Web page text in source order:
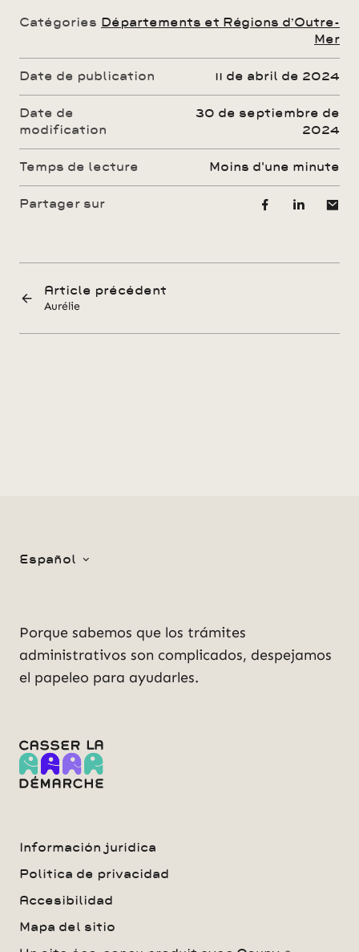
Catégories Départements et Régions d’Outre-
Mer
Date de publication 11 de abril de 2024
Date de
modification
30 de septiembre de
2024
Temps de lecture moins d'une minute
Partager sur
Article précédent
Aurélie
Español
Porque sabemos que los trámites
administrativos son complicados, despejamos
el papeleo para ayudarles.
Información jurídica
Política de privacidad
Accesibilidad
Mapa del sitio